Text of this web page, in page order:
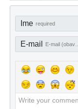
Ime required
E-mail